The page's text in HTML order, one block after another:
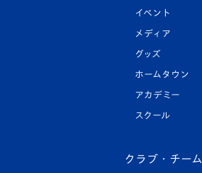
イベント
メディア
グッズ
ホームタウン
アカデミー
スクール
クラブ・チーム